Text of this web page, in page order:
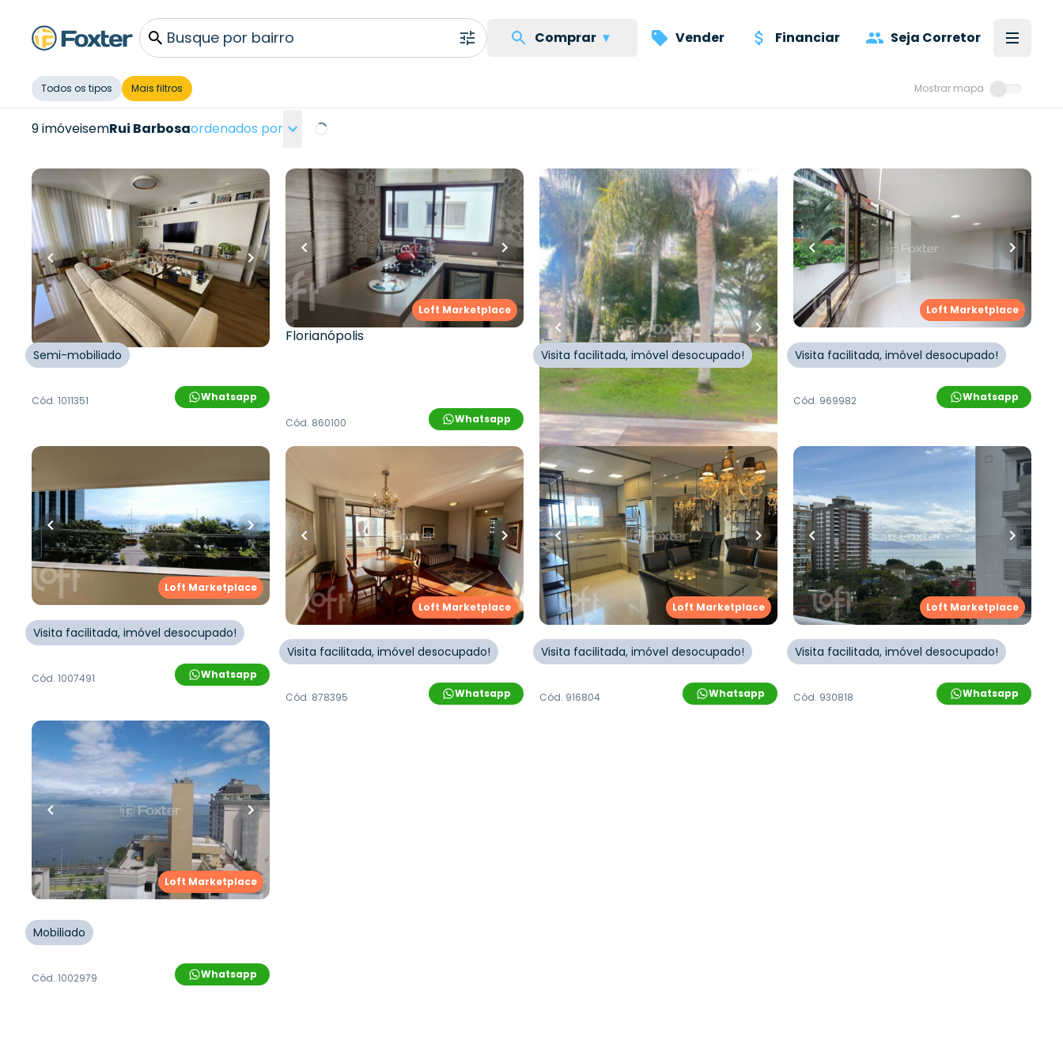
Busque por bairro Comprar ▾ Vender Financiar Seja Corretor
Todos os tipos Mais filtros Mostrar mapa
9 imóveisemRui Barbosaordenados por
R$3.200.000,00
256m² • 4 quartos•3banheiros
2vagas
Cobertura • Victor Mendes
Rua Rui Barbosa,Agronômica
Florianópolis
Semi-mobiliado
Whatsapp
Cód. 1011351
Loft Marketplace
R$ 2.300.000,00
R$2.100.000,00
130m² •4quartos•2 banheiros
vagas
Apartamento • Empreendimento
Rui Barbosa, 574 - Florianópolis/SC
Rua Rui Barbosa,Agronômica,
Florianópolis
Whatsapp
Cód. 860100
Loft Marketplace
R$2.900.000,00
157 m² •4quartos• 5banheiros•
2vagas
Apartamento • Sao Luiz
Rua Rui Barbosa,Agronômica,
Florianópolis
Visita facilitada, imóvel desocupado!
Whatsapp
Cód. 1012186
Loft Marketplace
R$3.200.000,00
206m²• 3 quartos •1banheiro•
2vagas
Apartamento
Rua Rui Barbosa, Agronômica,
Florianópolis
Visita facilitada, imóvel desocupado!
Whatsapp
Cód. 969982
Loft Marketplace
R$
157m² 3quartos
2 vagas
Apartamento • Sao Luiz
Rua Rui Barbosa,Agronômica,
Florianópolis
Visita facilitada, imóvel desocupado!
Whatsapp
Cód. 1007491
Loft Marketplace
1.350.000,00
128 m²•3quartos• 2banheiros•
2 vagas
Apartamento • Residencial Pedra
Grande
Rua Rui Barbosa,Agronômica,
Florianópolis
Visita facilitada, imóvel desocupado!
Whatsapp
Cód. 878395
Loft Marketplace
R$2.200.000,00
115m²•3quartos• 3banheiros•
2vagas
Apartamento • Platinus Top
Residence
Rua Rui Barbosa
,Agronômica
Florianópolis
Visita facilitada, imóvel desocupado!
Whatsapp
Cód. 916804
Loft Marketplace
R$ 1.390.000,00
93m²•3quartos•1 banheiro
2vagas
Apartamento • Platinus Top
Residence
Rua Rui Barbosa,Agronômica,
Florianópolis
Visita facilitada, imóvel desocupado!
Whatsapp
Cód. 930818
Loft Marketplace
2.800.000,00
R$2.500.000,00
11% OFF
133m²•3quartos•4banheiros•
Apartamento • Victor Mendes
Rua Rui Barbosa,Agronômica,
Florianópolis
Mobiliado
Whatsapp
Cód. 1002979